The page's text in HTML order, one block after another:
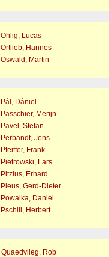
Ohlig, Lucas
Ortlieb, Hannes
Oswald, Martin
Pál, Dániel
Passchier, Merijn
Pavel, Stefan
Perbandt, Jens
Pfeiffer, Frank
Pietrowski, Lars
Pitzius, Erhard
Pleus, Gerd-Dieter
Powalka, Daniel
Pschill, Herbert
Quaedvlieg, Rob